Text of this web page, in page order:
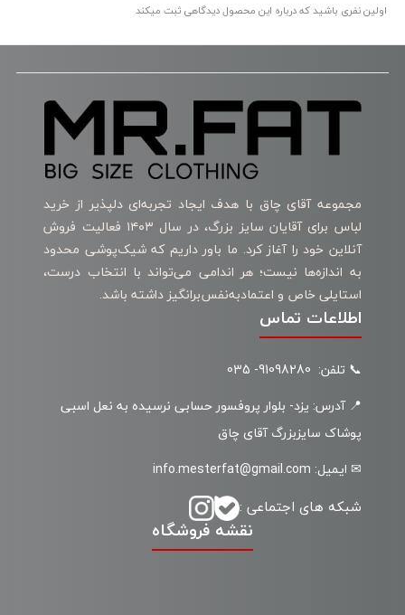
اولین نفری باشید که درباره این محصول دیدگاهی ثبت میکند
مجموعه آقای چاق با هدف ایجاد تجربه‌ای دلپذیر از خرید
لباس برای آقایان سایز بزرگ، در سال ۱۴۰۳ فعالیت فروش
آنلاین خود را آغاز کرد. ما باور داریم که شیک‌پوشی محدود
به اندازه‌ها نیست؛ هر اندامی می‌تواند با انتخاب درست،
استایلی خاص و اعتمادبه‌نفس‌برانگیز داشته باشد.
اطلاعات تماس
📞 تلفن: 91098280- 035
📍 آدرس: یزد- بلوار پروفسور حسابی نرسیده به نعل اسبی
پوشاک سایزبزرگ آقای چاق
✉ ایمیل: info.mesterfat@gmail.com
شبکه های اجتماعی :
نقشه فروشگاه